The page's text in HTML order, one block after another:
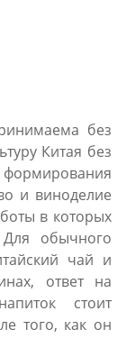
без
Китая без
и виноделие
в которых
Для обычного
чай и
ответ на
стоит
того, как он